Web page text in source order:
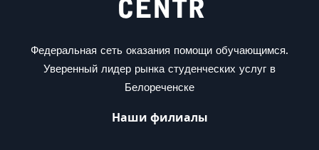
Федеральная сеть оказания помощи обучающимся.
Уверенный лидер рынка студенческих услуг в
Белореченске
Наши филиалы